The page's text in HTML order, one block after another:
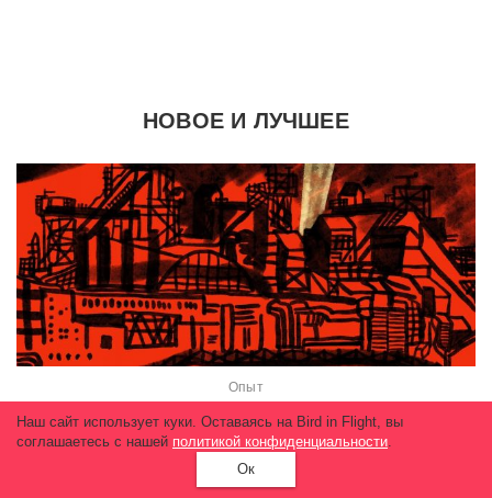
НОВОЕ И ЛУЧШЕЕ
Опыт
«Я будто смотрю прямой репортаж из ада»
— дочь военного, сражающегося на
Азовстали
39 296
Наш сайт использует куки. Оставаясь на Bird in Flight, вы
соглашаетесь с нашей политикой конфиденциальности.
Ок